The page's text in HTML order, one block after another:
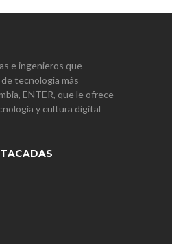
e ingenieros que
tecnología más
ENTER, que le ofrece
y cultura digital